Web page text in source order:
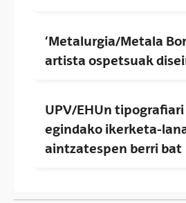
‘Metalurgia/Metala
artista ospetsuak
UPV/EHUn
egindako ikerketa-
aintzatespen berri bat